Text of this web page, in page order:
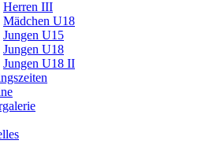
Herren III
Mädchen U18
Jungen U15
Jungen U18
Jungen U18 II